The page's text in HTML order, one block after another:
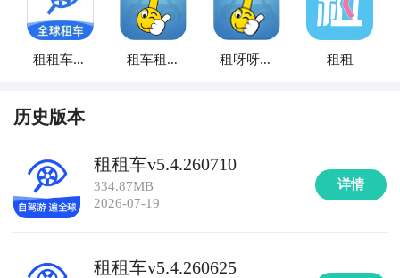
租租车国
租车租呀
租呀呀租
租租
历史版本
租租车v5.4.260710
334.87MB
2026-07-19
详情
租租车v5.4.260625